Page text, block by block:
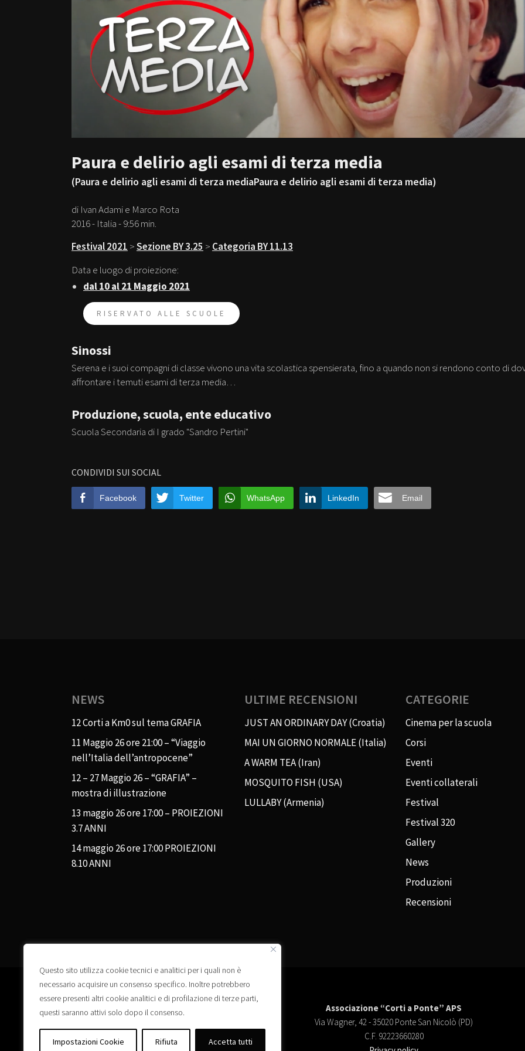
Questo sito utilizza cookie tecnici e analitici per i quali non è
necessario acquisire un consenso specifico. Inoltre potrebbero
essere presenti altri cookie analitici e di profilazione di terze parti,
questi saranno attivi solo dopo il consenso.
Impostazioni Cookie Rifiuta Accetta tutti
Paura e delirio agli esami di terza media
(Paura e delirio agli esami di terza mediaPaura e delirio agli esami di terza media)
di Ivan Adami e Marco Rota
2016 - Italia - 9:56 min.
Festival 2021 >Sezione BY 3.25 > Categoria BY 11.13
Data e luogo di proiezione:
dal 10 al 21 Maggio 2021
RISERVATO ALLE SCUOLE
Sinossi
Serena e i suoi compagni di classe vivono una vita scolastica spensierata, fino a quando non si rendono conto di
affrontare i temuti esami di terza media…
CONDIVIDI SUI SOCIAL
Facebook Twitter WhatsApp LinkedIn Email
Produzione, scuola, ente educativo
Scuola Secondaria di I grado "Sandro Pertini"
NEWS
12 Corti a Km0 sul tema GRAFIA
11 Maggio 26 ore 21:00 – “Viaggio
nell’Italia dell’antropocene”
12 – 27 Maggio 26 – “GRAFIA” –
mostra di illustrazione
13 maggio 26 ore 17:00 – PROIEZIONI
3.7 ANNI
14 maggio 26 ore 17:00 PROIEZIONI
8.10 ANNI
ULTIME RECENSIONI
JUST AN ORDINARY DAY (Croatia)
MAI UN GIORNO NORMALE (Italia)
A WARM TEA (Iran)
MOSQUITO FISH (USA)
LULLABY (Armenia)
CATEGORIE
Cinema per la scuola
Corsi
Eventi
Eventi collaterali
Festival
Festival 320
Gallery
News
Produzioni
Recensioni
Associazione “Corti a Ponte” APS
Via Wagner, 42 - 35020 Ponte San Nicolò (PD)
C.F. 92223660280